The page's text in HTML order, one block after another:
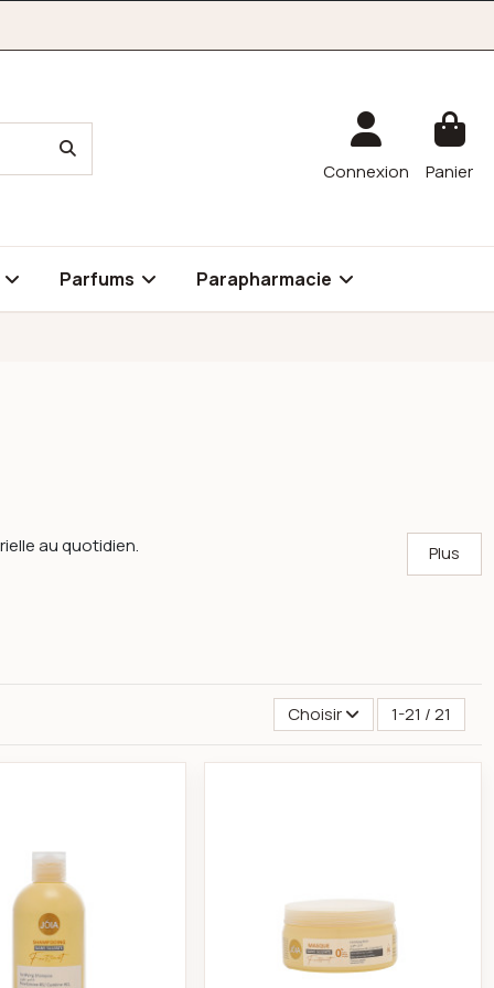
Connexion Panier
Parfums Parapharmacie
au quotidien. Plus
Choisir 1-21 / 21